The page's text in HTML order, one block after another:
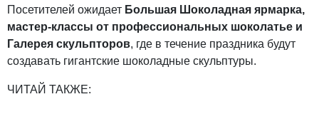
Посетителей ожидает Большая Шоколадная ярмарка,
мастер-классы от профессиональных шоколатье и
Галерея скульпторов, где в течение праздника будут
создавать гигантские шоколадные скульптуры.
ЧИТАЙ ТАКЖЕ: